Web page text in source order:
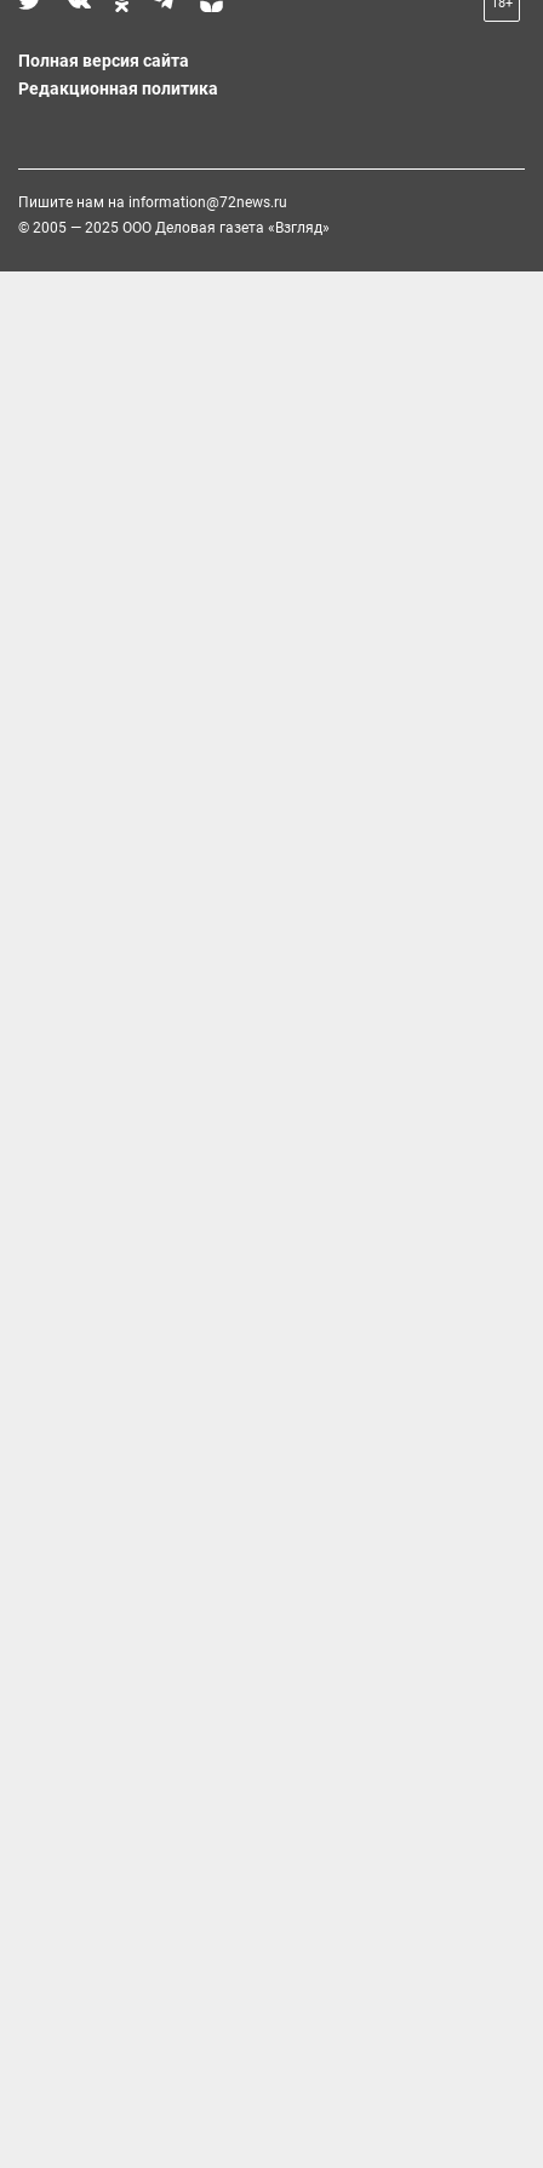
Полная версия сайта
Редакционная политика
Пишите нам на information@72news.ru
© 2005 — 2025 ООО Деловая газета «Взгляд»